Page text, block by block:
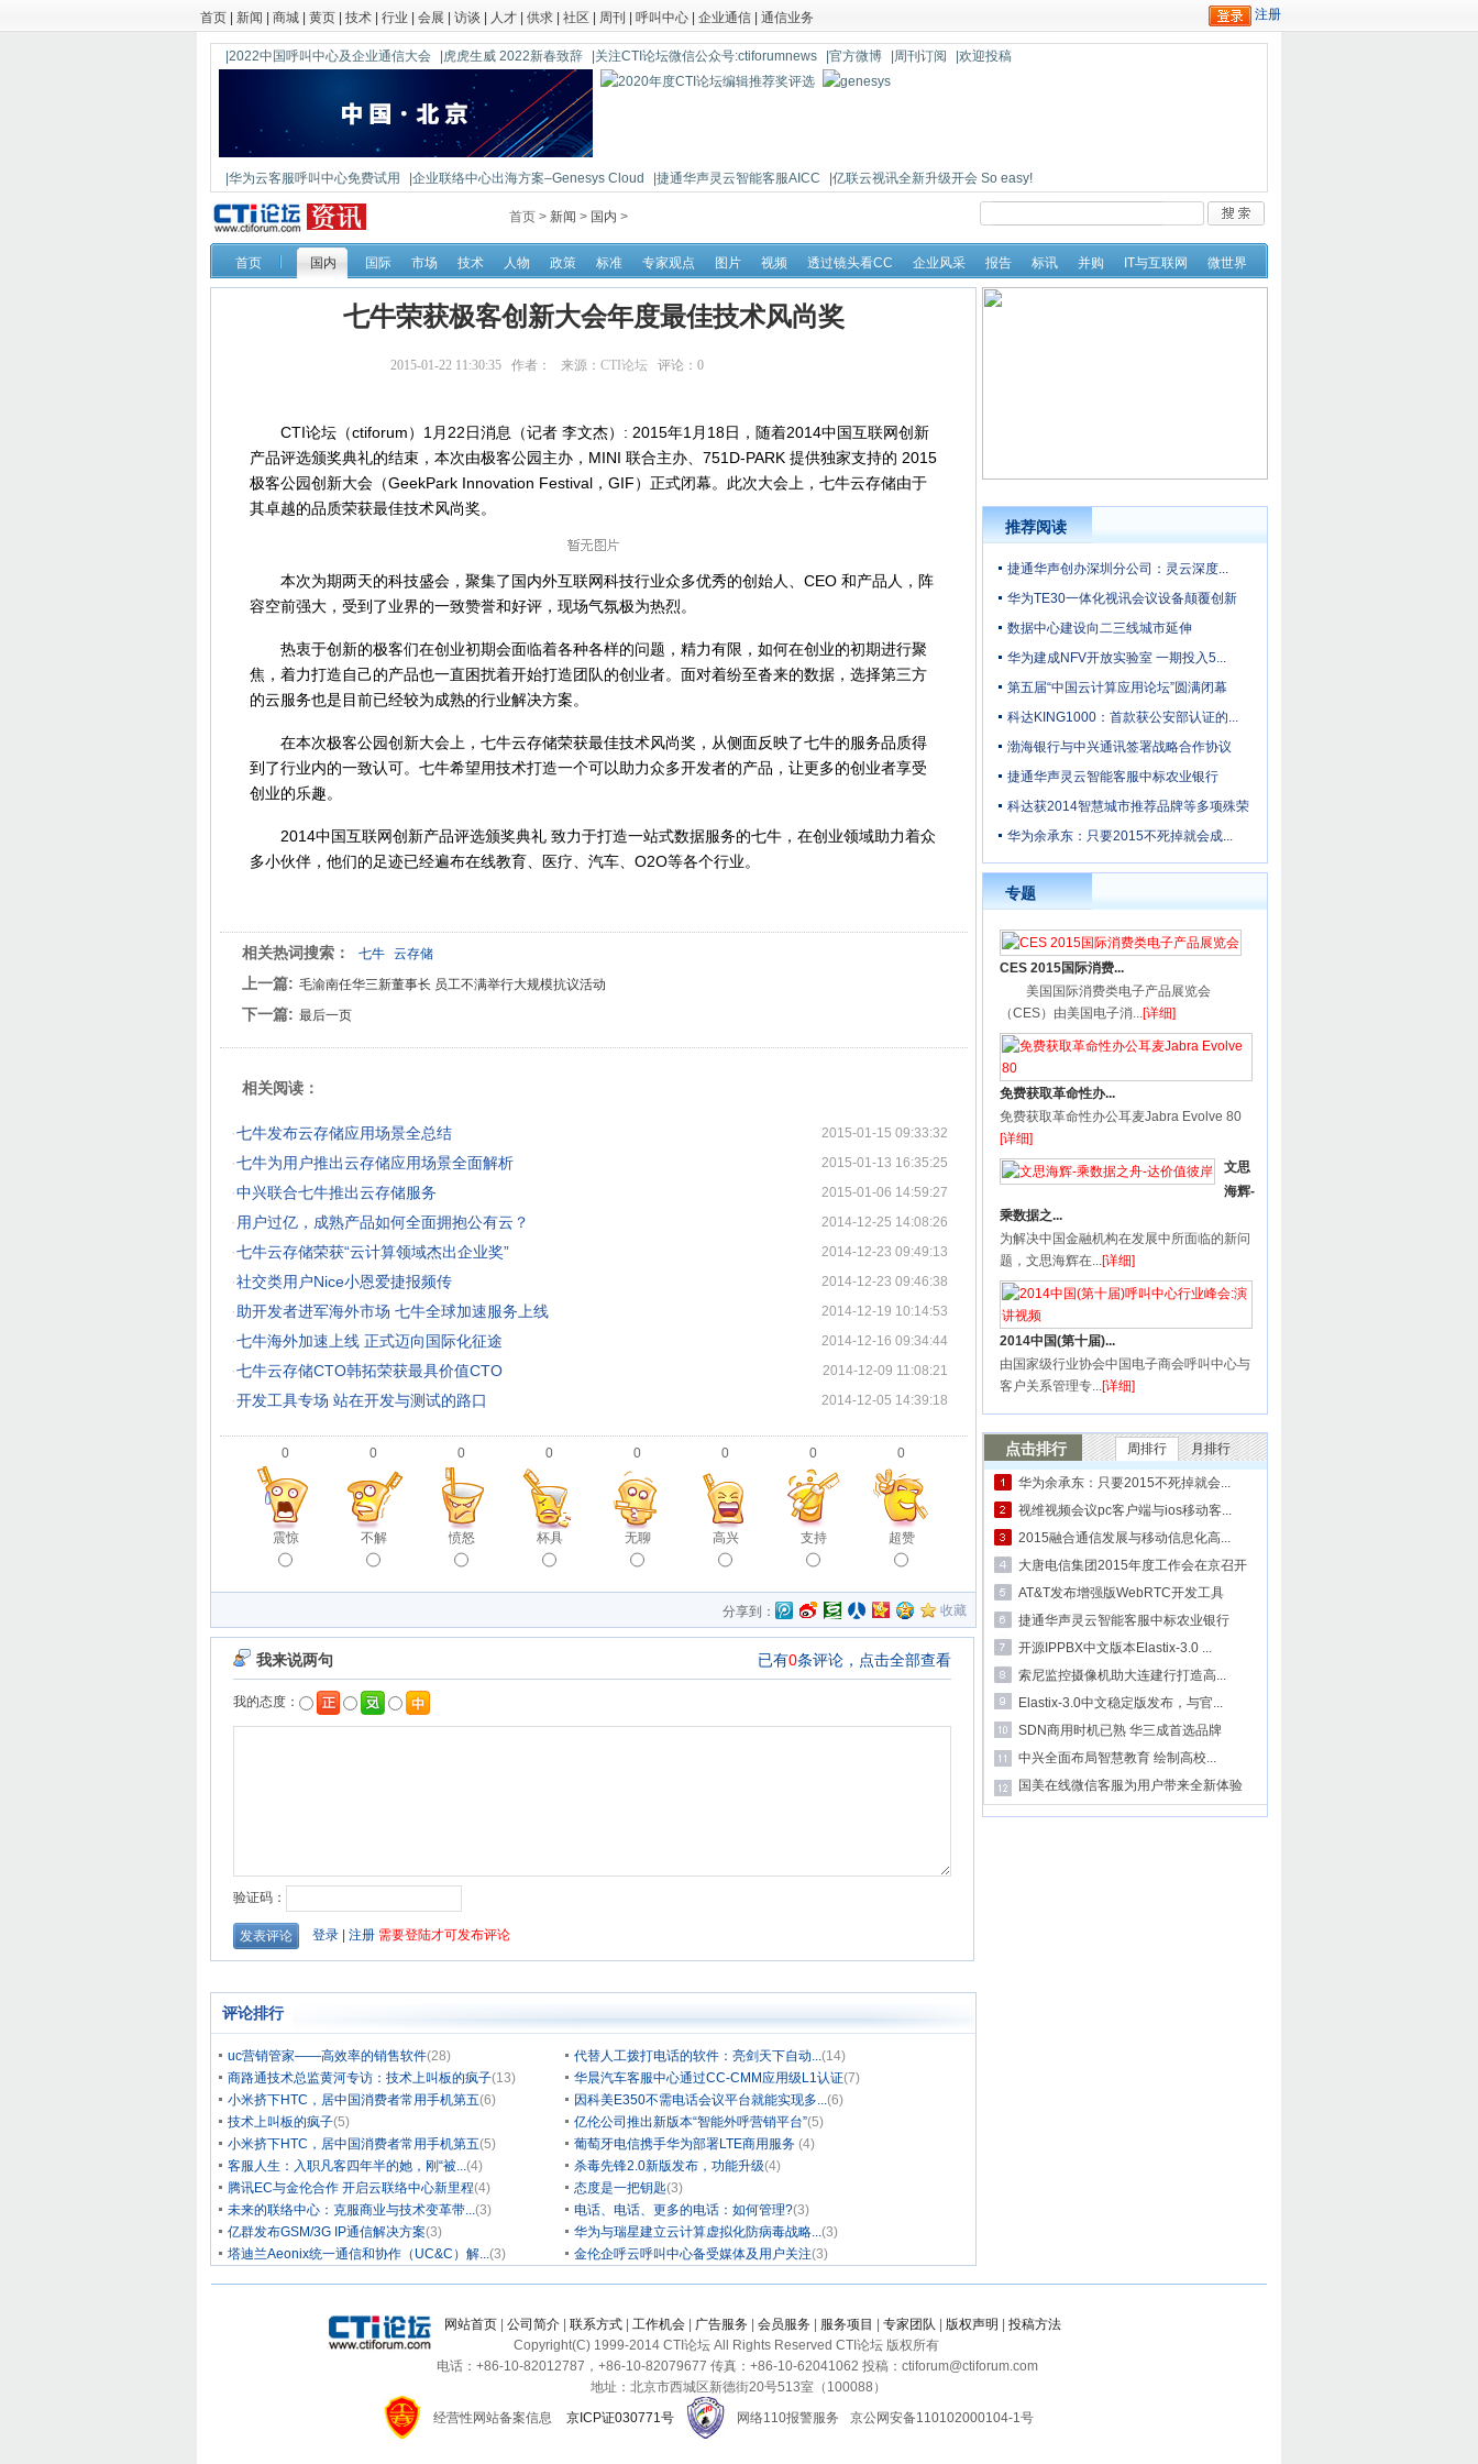
首页 新闻 商城 黄页 技术 行业 会展 访谈 人才 供求 社区 周刊 呼叫中心 企业通信 通信业务
|2022中国呼叫中心及企业通信大会 |虎虎生威 2022新春致辞 |关注CTI论坛微信公众号:ctiforumnews |官方微博 |周刊订阅 |欢迎投稿
|华为云客服呼叫中心免费试用 |企业联络中心出海方案–Genesys Cloud |捷通华声灵云智能客服AICC
|亿联云视讯全新升级开会 So easy!
|鼎信通达新一代语音网关DAG1000-4S
首页 > 新闻 > 国内 >
首页 国内 国际 市场 技术 人物 政策 标准 专家观点 图片 视频 透过镜头看CC 企业风采 报告 标讯 并购 IT与互联网 微世界
七牛荣获极客创新大会年度最佳技术风尚奖
2015-01-22 11:30:35 作者： 来源： CTI论坛 评论： 0
CTI论坛（ctiforum）1月22日消息（记者 李文杰）: 2015年1月18日，随着2014中国互联网创新
产品评选颁奖典礼的结束，本次由极客公园主办，MINI 联合主办、751D-PARK 提供独家支持的 2015
极客公园创新大会（GeekPark Innovation Festival，GIF）正式闭幕。此次大会上，七牛云存储由于
其卓越的品质荣获最佳技术风尚奖。
本次为期两天的科技盛会，聚集了国内外互联网科技行业众多优秀的创始人、CEO 和产品人，阵
容空前强大，受到了业界的一致赞誉和好评，现场气氛极为热烈。
热衷于创新的极客们在创业初期会面临着各种各样的问题，精力有限，如何在创业的初期进行聚
焦，着力打造自己的产品也一直困扰着开始打造团队的创业者。面对着纷至沓来的数据，选择第三方
的云服务也是目前已经较为成熟的行业解决方案。
在本次极客公园创新大会上，七牛云存储荣获最佳技术风尚奖，从侧面反映了七牛的服务品质得
到了行业内的一致认可。七牛希望用技术打造一个可以助力众多开发者的产品，让更多的创业者享受
创业的乐趣。
2014中国互联网创新产品评选颁奖典礼 致力于打造一站式数据服务的七牛，在创业领域助力着众
多小伙伴，他们的足迹已经遍布在线教育、医疗、汽车、O2O等各个行业。
相关热词搜索： 七牛 云存储
上一篇: 毛渝南任华三新董事长 员工不满举行大规模抗议活动
下一篇: 最后一页
相关阅读：
·七牛发布云存储应用场景全总结 2015-01-15 09:33:32
·七牛为用户推出云存储应用场景全面解析 2015-01-13 16:35:25
·中兴联合七牛推出云存储服务 2015-01-06 14:59:27
· 用户过亿，成熟产品如何全面拥抱公有云？ 2014-12-25 14:08:26
·七牛云存储荣获“云计算领域杰出企业奖” 2014-12-23 09:49:13
·社交类用户Nice小恩爱捷报频传 2014-12-23 09:46:38
·助开发者进军海外市场 七牛全球加速服务上线 2014-12-19 10:14:53
·七牛海外加速上线 正式迈向国际化征途 2014-12-16 09:34:44
·七牛云存储CTO韩拓荣获最具价值CTO 2014-12-09 11:08:21
·开发工具专场 站在开发与测试的路口 2014-12-05 14:39:18
0
震惊
0
不解
0
愤怒
0
杯具
0
无聊
0
高兴
0
支持
0
超赞
分享到： 收藏
评论排行
uc营销管家——高效率的销售软件(28) 代替人工拨打电话的软件：亮剑天下自动...(14)
商路通技术总监黄河专访：技术上叫板的疯子(13) 华晨汽车客服中心通过CC-CMM应用级L1认证(7)
小米挤下HTC，居中国消费者常用手机第五(6) 因科美E350不需电话会议平台就能实现多...(6)
技术上叫板的疯子(5) 亿伦公司推出新版本“智能外呼营销平台”(5)
小米挤下HTC，居中国消费者常用手机第五(5) 葡萄牙电信携手华为部署LTE商用服务 (4)
客服人生：入职凡客四年半的她，刚“被...(4) 杀毒先锋2.0新版发布，功能升级(4)
腾讯EC与金伦合作 开启云联络中心新里程(4) 态度是一把钥匙(3)
未来的联络中心：克服商业与技术变革带...(3) 电话、电话、更多的电话：如何管理?(3)
亿群发布GSM/3G IP通信解决方案(3) 华为与瑞星建立云计算虚拟化防病毒战略...(3)
塔迪兰Aeonix统一通信和协作（UC&C）解...(3) 金伦企呼云呼叫中心备受媒体及用户关注(3)
推荐阅读
捷通华声创办深圳分公司：灵云深度...
华为TE30一体化视讯会议设备颠覆创新
数据中心建设向二三线城市延伸
华为建成NFV开放实验室 一期投入5...
第五届“中国云计算应用论坛”圆满闭幕
科达KING1000：首款获公安部认证的...
渤海银行与中兴通讯签署战略合作协议
捷通华声灵云智能客服中标农业银行
科达获2014智慧城市推荐品牌等多项殊荣
华为余承东：只要2015不死掉就会成...
专题
CES 2015国际消费...
美国国际消费类电子产品展览会
（CES）由美国电子消...[详细]
免费获取革命性办...
免费获取革命性办公耳麦Jabra Evolve 80
[详细]
文思
海辉-
乘数据之...
为解决中国金融机构在发展中所面临的新问
题，文思海辉在...[详细]
2014中国(第十届)...
由国家级行业协会中国电子商会呼叫中心与
客户关系管理专...[详细]
点击排行 周排行 月排行
华为余承东：只要2015不死掉就会...
视维视频会议pc客户端与ios移动客...
2015融合通信发展与移动信息化高...
大唐电信集团2015年度工作会在京召开
AT&T发布增强版WebRTC开发工具
捷通华声灵云智能客服中标农业银行
开源IPPBX中文版本Elastix-3.0 ...
索尼监控摄像机助大连建行打造高...
Elastix-3.0中文稳定版发布，与官...
SDN商用时机已熟 华三成首选品牌
中兴全面布局智慧教育 绘制高校...
国美在线微信客服为用户带来全新体验
网站首页 公司简介 联系方式 工作机会 广告服务 会员服务 服务项目 专家团队 版权声明
投稿方法
Copyright(C) 1999-2014 CTI论坛 All Rights Reserved CTI论坛 版权所有
电话：+86-10-82012787，+86-10-82079677 传真：+86-10-62041062 投稿：ctiforum@ctiforum.com
地址：北京市西城区新德街20号513室（100088）
经营性网站备案信息
京ICP证030771号 网络110报警服务 京公网安备110102000104-1号